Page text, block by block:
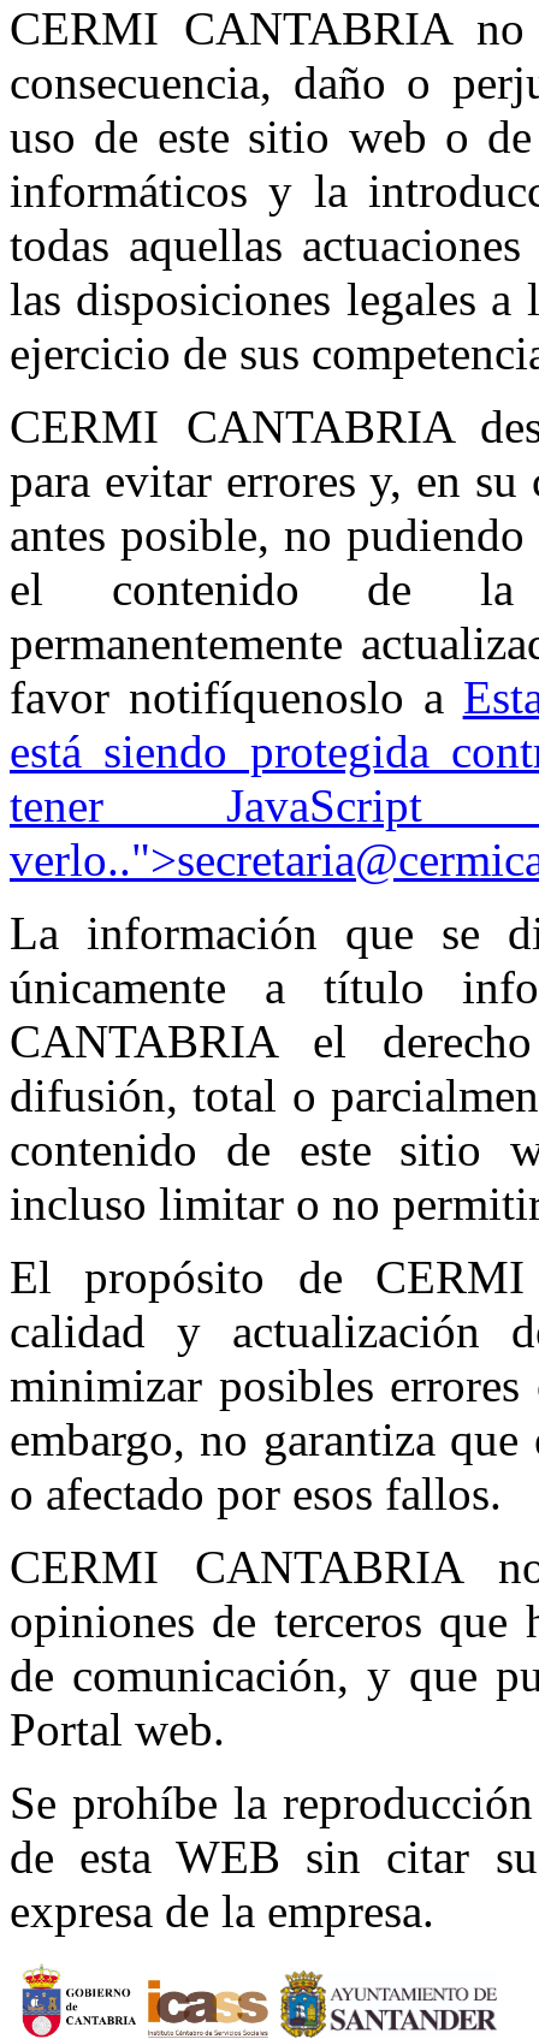
CERMI CANTABRIA no
consecuencia, daño o
uso de este sitio web o
informáticos y la
todas aquellas
las disposiciones legales a
ejercicio de sus
CERMI CANTABRIA
para evitar errores y, en
antes posible, no
el contenido de la
permanentemente
favor notifíquenoslo a
está siendo protegida
tener JavaScript
verlo..">
La información que se
únicamente a título
CANTABRIA el
difusión, total o
contenido de este sitio
incluso limitar o no
El propósito de
calidad y actualización
minimizar posibles
embargo, no garantiza
o afectado por esos fallos.
CERMI CANTABRIA
opiniones de terceros que
de comunicación, y que
Portal web.
Se prohíbe la
de esta WEB sin citar
expresa de la empresa.